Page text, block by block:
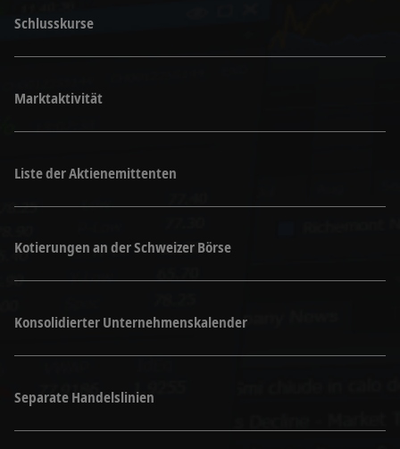
Schlusskurse
Marktaktivität
Liste der Aktienemittenten
Kotierungen an der Schweizer Börse
Konsolidierter Unternehmenskalender
Separate Handelslinien